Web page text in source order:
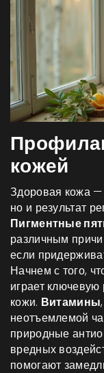
кожей
Здоровая кожа —
но и результат
Пигментные
различным
если
Начнем с того,
играет
кожи. Витамины
неотъемлемой
природные
вредных
помогают